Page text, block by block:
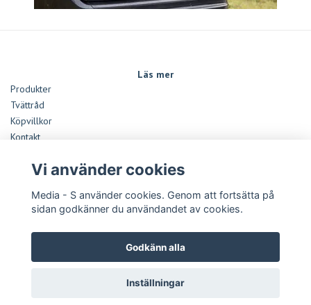
Läs mer
Produkter
Tvättråd
Köpvillkor
Kontakt
Storleksguide
Sociala medier
Betalsätt
Vi använder cookies
Media - S använder cookies. Genom att fortsätta på
sidan godkänner du användandet av cookies.
Godkänn alla
Inställningar